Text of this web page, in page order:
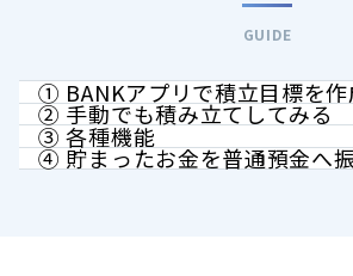
GUIDE
① BANKアプリで積立目標を
簡単に積立目標を設定することができ
BANKアプリ限定貯蓄預金口座と普通預
つでもリアルタイムに振替可能！
② 手動でも積み立てしてみる
③ 各種機能
目標一覧
④ 貯まったお金を普通預金へ